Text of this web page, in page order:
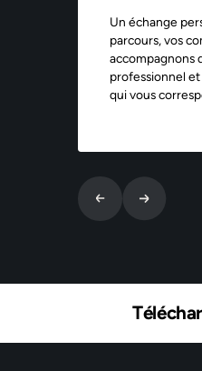
Un échange
parcours, vos
accompagnons
professionnel
qui vous